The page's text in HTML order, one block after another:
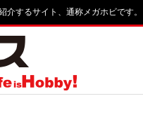
するサイト、通称メガホビです。